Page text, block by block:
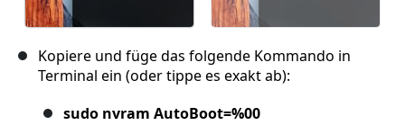
Kopiere und füge das folgende Kommando in
Terminal ein (oder tippe es exakt ab):
sudo nvram AutoBoot=%00